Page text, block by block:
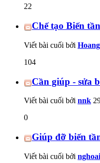
22
Chế tạo Biến
Viết bài cuối bởi
104
Cần giúp - sửa
Viết bài cuối bởi nnk
0
Giúp đỡ biến
Viết bài cuối bởi